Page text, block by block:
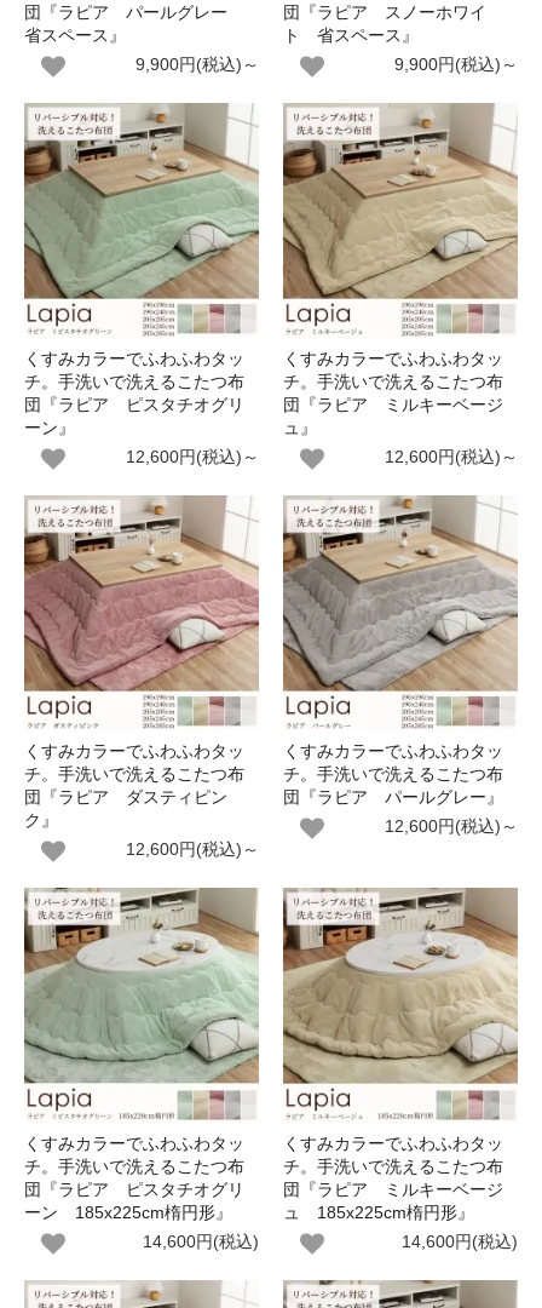
団『ラピア パールグレー
省スペース』
9,900円(税込)～
団『ラピア スノーホワイ
ト 省スペース』
9,900円(税込)～
くすみカラーでふわふわタッ
チ。手洗いで洗えるこたつ布
団『ラピア ピスタチオグリ
ーン』
12,600円(税込)～
くすみカラーでふわふわタッ
チ。手洗いで洗えるこたつ布
団『ラピア ミルキーベージ
ュ』
12,600円(税込)～
くすみカラーでふわふわタッ
チ。手洗いで洗えるこたつ布
団『ラピア ダスティピン
ク』
12,600円(税込)～
くすみカラーでふわふわタッ
チ。手洗いで洗えるこたつ布
団『ラピア パールグレー』
12,600円(税込)～
くすみカラーでふわふわタッ
チ。手洗いで洗えるこたつ布
団『ラピア ピスタチオグリ
ーン 185x225cm楕円形』
14,600円(税込)
くすみカラーでふわふわタッ
チ。手洗いで洗えるこたつ布
団『ラピア ミルキーベージ
ュ 185x225cm楕円形』
14,600円(税込)